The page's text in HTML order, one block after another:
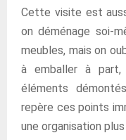
Cette visite est
on déménage soi-
meubles, mais on
à emballer à
éléments
repère ces points
une organisation